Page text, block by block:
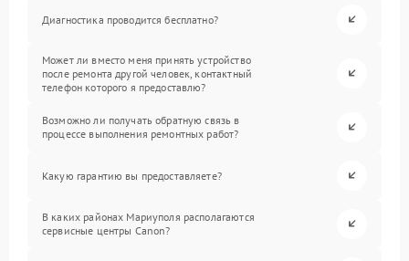
Диагностика проводится бесплатно?
Может ли вместо меня принять устройство
после ремонта другой человек, контактный
телефон которого я предоставлю?
Возможно ли получать обратную связь в
процессе выполнения ремонтных работ?
Какую гарантию вы предоставляете?
В каких районах Мариуполя располагаются
сервисные центры Canon?